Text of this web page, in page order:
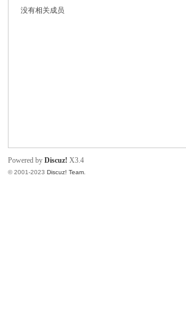
没有相关成员
Powered byDiscuz! X3.4
© 2001-2023Discuz! Team